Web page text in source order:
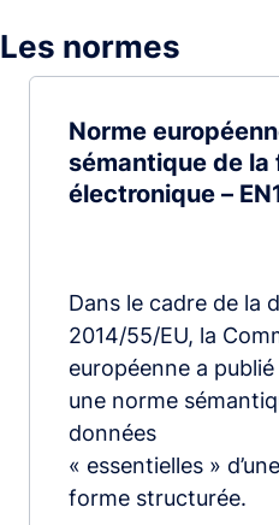
Les normes
Norme
sémantique de la
électronique –
Dans le cadre de la
2014/55/EU, la
européenne a
une norme
données
« essentielles »
forme structurée.